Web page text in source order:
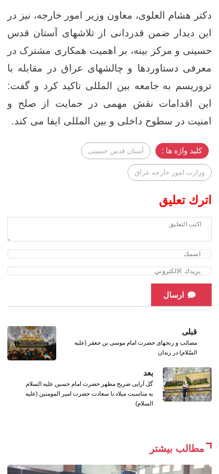
دکتر هشام العلوی، معاون وزیر امور خارجه، نیز در
این دیدار ضمن قدردانی از تلاشهای آستان قدس
حسینی و مرکز بینه، بر اهمیت همکاری مشترک در
معرفی دستاوردها و چالشهای عراق در مقابله با
تروریسم به جامعه بین‌ المللی تاکید کرد و گفت:
این اقدامات نقش مهمی در حمایت از صلح و
امنیت در سطوح داخلی و بین‌ المللی ایفا می‌ کند.
کلید واژه ها : آستان قدس حسینی
وزارت امور خارجه عراق
اترك تعليق
ارسال
قبلی
مصائب و رنجهای حضرت امام موسی بن جعفر (علیه
السّلام) در زندان
بعد
گل آرایی ضریح مطهر حضرت امام حسین علیه السلام
به مناسبت میلاد با سعادت حضرت امیر المومنین (علیه
السلام)
مطالب بیشتر